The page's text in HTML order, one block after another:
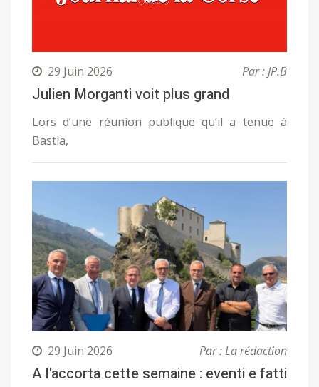
29 Juin 2026 Par : JP.B
Julien Morganti voit plus grand
Lors d’une réunion publique qu’il a tenue à
Bastia,
29 Juin 2026 Par : La rédaction
A l'accorta cette semaine : eventi e fatti